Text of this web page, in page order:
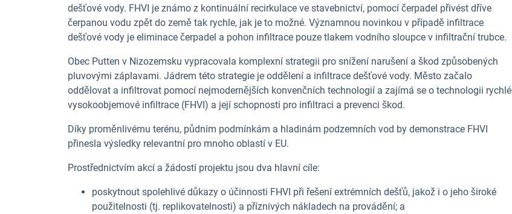
dešťové vody. FHVI je známo z kontinuální recirkulace ve stavebnictví, pomocí čerpadel přivést dříve
čerpanou vodu zpět do země tak rychle, jak je to možné. Významnou novinkou v případě infiltrace
dešťové vody je eliminace čerpadel a pohon infiltrace pouze tlakem vodního sloupce v infiltrační trubce.
Obec Putten v Nizozemsku vypracovala komplexní strategii pro snížení narušení a škod způsobených
pluvovými záplavami. Jádrem této strategie je oddělení a infiltrace dešťové vody. Město začalo
oddělovat a infiltrovat pomocí nejmodernějších konvenčních technologií a zajímá se o technologii rychlé
vysokoobjemové infiltrace (FHVI) a její schopnosti pro infiltraci a prevenci škod.
Díky proměnlivému terénu, půdním podmínkám a hladinám podzemních vod by demonstrace FHVI
přinesla výsledky relevantní pro mnoho oblastí v EU.
Prostřednictvím akcí a žádostí projektu jsou dva hlavní cíle:
poskytnout spolehlivé důkazy o účinnosti FHVI při řešení extrémních dešťů, jakož i o jeho široké
použitelnosti (tj. replikovatelnosti) a příznivých nákladech na provádění; a